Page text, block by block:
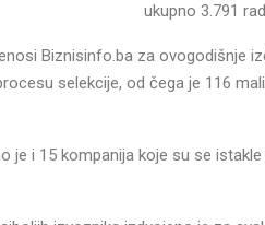
ukupno 3.791
Biznisinfo.ba za ovogodišnje
selekcije, od čega je 116
je i 15 kompanija koje su se